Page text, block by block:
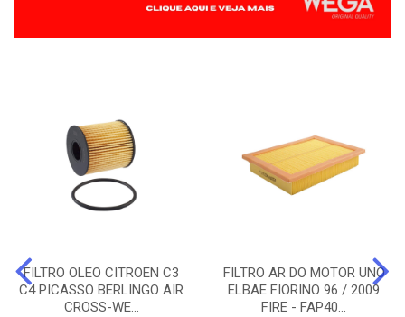
FILTRO OLEO CITROEN C3
C4 PICASSO BERLINGO AIR
CROSS-WE...
FILTRO AR DO MOTOR UNO
ELBAE FIORINO 96 / 2009
FIRE - FAP40...